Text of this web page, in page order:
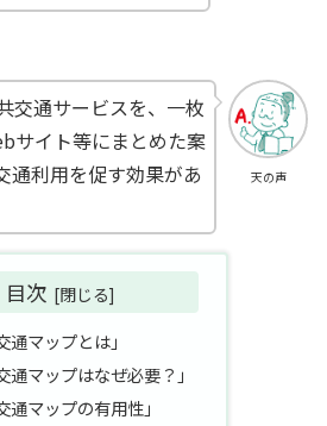
天の声
交通サービスを、一枚
サイト等にまとめた案
通利用を促す効果があ
目次
通マップとは」
通マップはなぜ必要？」
通マップの有用性」